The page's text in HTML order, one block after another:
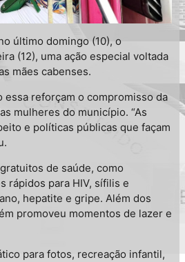
último domingo (10), o
(12), uma ação especial voltada
mães cabenses.
essa reforçam o compromisso da
mulheres do município. “As
e políticas públicas que façam
de saúde, como
rápidos para HIV, sífilis e
hepatite e gripe. Além dos
promoveu momentos de lazer e
para fotos, recreação infantil,